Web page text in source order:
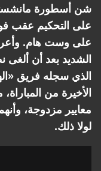
شن أسطورة مانشستر
على وست هام.
الشديد بعد أن ألغى
الذي سجله فريق
الأخيرة من
معايير مزدوجة،
لولا ذلك.